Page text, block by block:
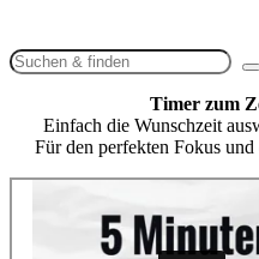
Timer zum
Einfach die Wunschzeit
Für den perfekten Fokus